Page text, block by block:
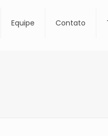
Equipe Contato